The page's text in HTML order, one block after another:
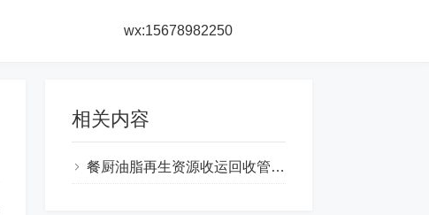
wx:15678982250
相关内容
餐厨油脂再生资源收运回收管理系统方案